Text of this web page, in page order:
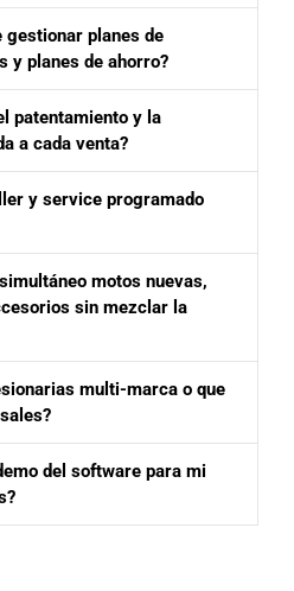
gestionar planes de
y planes de ahorro?
patentamiento y la
a cada venta?
y service programado
motos nuevas,
sin mezclar la
multi-marca o que
del software para mi